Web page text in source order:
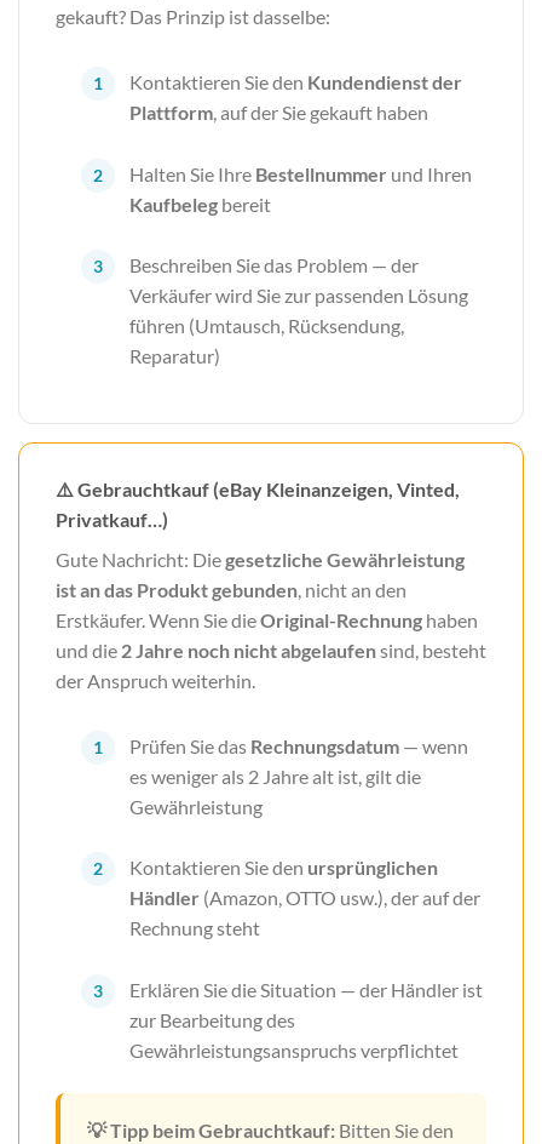
gekauft? Das Prinzip ist dasselbe:
Kontaktieren Sie den Kundendienst der
Plattform, auf der Sie gekauft haben
Halten Sie Ihre Bestellnummer und Ihren
Kaufbelegbereit
Beschreiben Sie das Problem — der
Verkäufer wird Sie zur passenden Lösung
führen (Umtausch, Rücksendung,
Reparatur)
⚠️ Gebrauchtkauf (eBay Kleinanzeigen, Vinted,
Privatkauf…)
Gute Nachricht: Diegesetzliche Gewährleistung
ist an das Produkt gebunden, nicht an den
Erstkäufer. Wenn Sie dieOriginal-Rechnung haben
und die 2 Jahre noch nicht abgelaufensind, besteht
der Anspruch weiterhin.
Prüfen Sie das Rechnungsdatum— wenn
es weniger als 2 Jahre alt ist, gilt die
Gewährleistung
Kontaktieren Sie den ursprünglichen
Händler (Amazon, OTTO usw.), der auf der
Rechnung steht
Erklären Sie die Situation — der Händler ist
zur Bearbeitung des
Gewährleistungsanspruchs verpflichtet
💡 Tipp beim Gebrauchtkauf: Bitten Sie den